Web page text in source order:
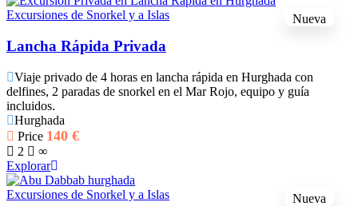
Nueva
Excursiones de Snorkel y a Islas
Lancha Rápida Privada
Viaje privado de 4 horas en lancha rápida en Hurghada con
delfines, 2 paradas de snorkel en el Mar Rojo, equipo y guía
incluidos.
Hurghada
Price 140 €
2
∞
Explorar
Nueva
Excursiones de Snorkel y a Islas